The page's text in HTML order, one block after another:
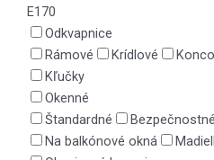
E170
Odkvapnice
Rámové
Krídlové
Kľučky
Okenné
Štandardné
Bezpečnostné
Na balkónové okná